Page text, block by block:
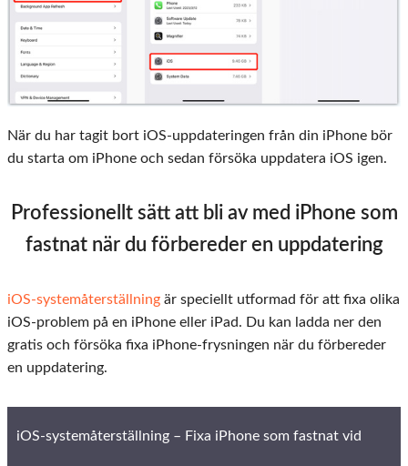
När du har tagit bort iOS-uppdateringen från din iPhone bör
du starta om iPhone och sedan försöka uppdatera iOS igen.
Professionellt sätt att bli av med iPhone som
fastnat när du förbereder en uppdatering
iOS-systemåterställning är speciellt utformad för att fixa olika
iOS-problem på en iPhone eller iPad. Du kan ladda ner den
gratis och försöka fixa iPhone-frysningen när du förbereder
en uppdatering.
iOS-systemåterställning – Fixa iPhone som fastnat vid